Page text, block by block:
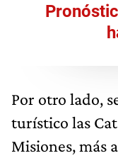
Por otro lado,
turístico las
Misiones, más